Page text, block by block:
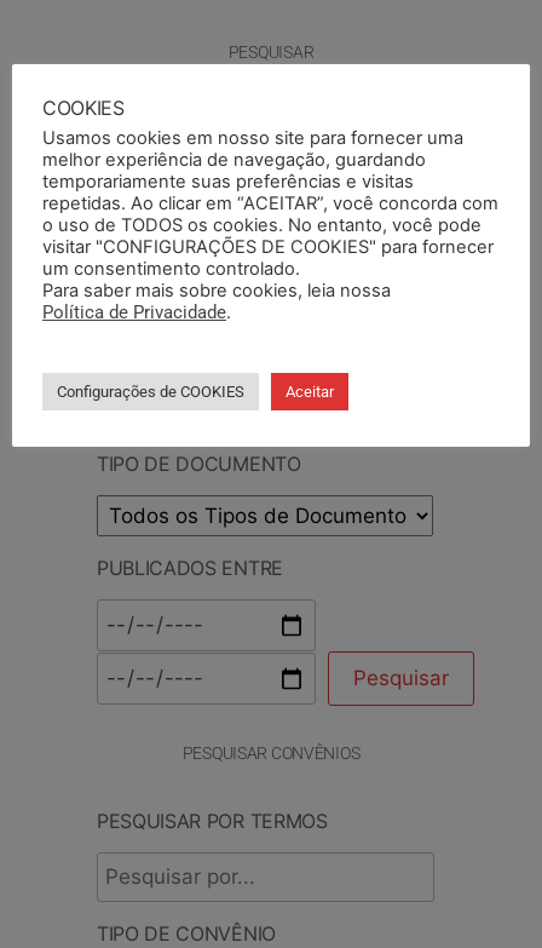
PESQUISAR
PESQUISAR DOCUMENTO
PESQUISAR POR TERMOS
TIPO DE DOCUMENTO
PUBLICADOS ENTRE
PESQUISAR CONVÊNIOS
PESQUISAR POR TERMOS
TIPO DE CONVÊNIO
COOKIES
Usamos cookies em nosso site para fornecer uma
melhor experiência de navegação, guardando
temporariamente suas preferências e visitas
repetidas. Ao clicar em “ACEITAR”, você concorda com
o uso de TODOS os cookies. No entanto, você pode
visitar "CONFIGURAÇÕES DE COOKIES" para fornecer
um consentimento controlado.
Para saber mais sobre cookies, leia nossa
Política de Privacidade.
Configurações de COOKIES Aceitar